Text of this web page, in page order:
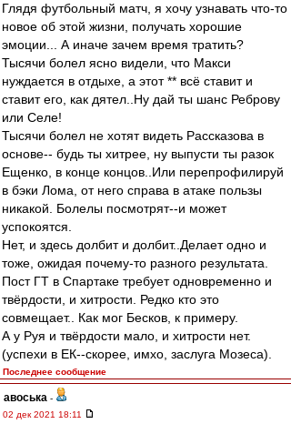
Глядя футбольный матч, я хочу узнавать что-то
новое об этой жизни, получать хорошие
эмоции... А иначе зачем время тратить?
Тысячи болел ясно видели, что Макси
нуждается в отдыхе, а этот ** всё ставит и
ставит его, как дятел..Ну дай ты шанс Реброву
или Селе!
Тысячи болел не хотят видеть Рассказова в
основе-- будь ты хитрее, ну выпусти ты разок
Ещенко, в конце концов..Или перепрофилируй
в бэки Лома, от него справа в атаке пользы
никакой. Болелы посмотрят--и может
успокоятся.
Нет, и здесь долбит и долбит..Делает одно и
тоже, ожидая почему-то разного результата.
Пост ГТ в Спартаке требует одновременно и
твёрдости, и хитрости. Редко кто это
совмещает.. Как мог Бесков, к примеру.
А у Руя и твёрдости мало, и хитрости нет.
(успехи в ЕК--скорее, имхо, заслуга Мозеса).
Последнее сообщение
авоська -
02 дек 2021 18:11